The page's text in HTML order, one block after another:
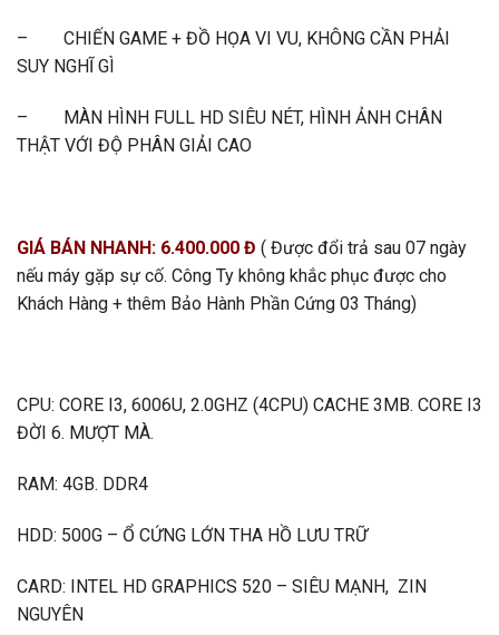
– CHIẾN GAME + ĐỒ HỌA VI VU, KHÔNG CẦN PHẢI
SUY NGHĨ GÌ
– MÀN HÌNH FULL HD SIÊU NÉT, HÌNH ẢNH CHÂN
THẬT VỚI ĐỘ PHÂN GIẢI CAO
GIÁ BÁN NHANH: 6.400.000 Đ ( Được đổi trả sau 07 ngày
nếu máy gặp sự cố. Công Ty không khắc phục được cho
Khách Hàng + thêm Bảo Hành Phần Cứng 03 Tháng)
CPU: CORE I3, 6006U, 2.0GHZ (4CPU) CACHE 3MB. CORE I3
ĐỜI 6. MƯỢT MÀ.
RAM: 4GB. DDR4
HDD: 500G – Ổ CỨNG LỚN THA HỒ LƯU TRỮ
CARD: INTEL HD GRAPHICS 520 – SIÊU MẠNH, ZIN
NGUYÊN